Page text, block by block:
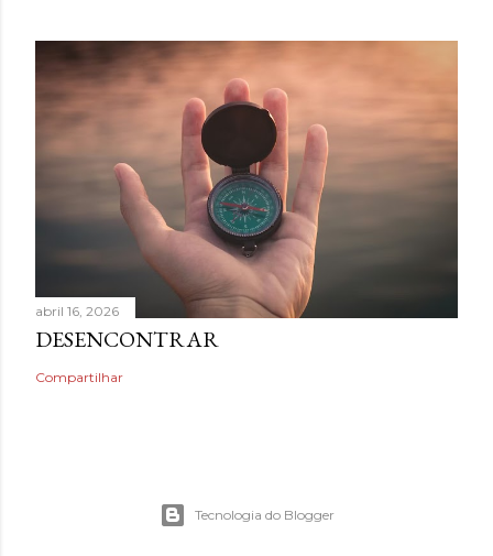
abril 16, 2026
DESENCONTRAR
Compartilhar
Tecnologia do Blogger